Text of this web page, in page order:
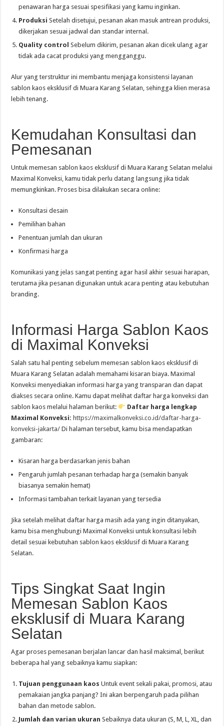
penawaran harga sesuai spesifikasi yang kamu inginkan.
Produksi Setelah disetujui, pesanan akan masuk antrean produksi,
dikerjakan sesuai jadwal dan standar internal.
Quality control Sebelum dikirim, pesanan akan dicek ulang agar
tidak ada cacat produksi yang mengganggu.
Alur yang terstruktur ini membantu menjaga konsistensi layanan
sablon kaos eksklusif di Muara Karang Selatan, sehingga klien merasa
lebih tenang.
Kemudahan Konsultasi dan
Pemesanan
Untuk memesan sablon kaos eksklusif di Muara Karang Selatan melalui
Maximal Konveksi, kamu tidak perlu datang langsung jika tidak
memungkinkan. Proses bisa dilakukan secara online:
Konsultasi desain
Pemilihan bahan
Penentuan jumlah dan ukuran
Konfirmasi harga
Komunikasi yang jelas sangat penting agar hasil akhir sesuai harapan,
terutama jika pesanan digunakan untuk acara penting atau kebutuhan
branding.
Informasi Harga Sablon Kaos
di Maximal Konveksi
Salah satu hal penting sebelum memesan sablon kaos eksklusif di
Muara Karang Selatan adalah memahami kisaran biaya. Maximal
Konveksi menyediakan informasi harga yang transparan dan dapat
diakses secara online. Kamu dapat melihat daftar harga konveksi dan
sablon kaos melalui halaman berikut:
Daftar harga lengkap
Maximal Konveksi: https://maximalkonveksi.co.id/daftar-harga-
konveksi-jakarta/ Di halaman tersebut, kamu bisa mendapatkan
gambaran:
Kisaran harga berdasarkan jenis bahan
Pengaruh jumlah pesanan terhadap harga (semakin banyak
biasanya semakin hemat)
Informasi tambahan terkait layanan yang tersedia
Jika setelah melihat daftar harga masih ada yang ingin ditanyakan,
kamu bisa menghubungi Maximal Konveksi untuk konsultasi lebih
detail sesuai kebutuhan sablon kaos eksklusif di Muara Karang
Selatan.
Tips Singkat Saat Ingin
Memesan Sablon Kaos
eksklusif di Muara Karang
Selatan
Agar proses pemesanan berjalan lancar dan hasil maksimal, berikut
beberapa hal yang sebaiknya kamu siapkan:
Tujuan penggunaan kaos Untuk event sekali pakai, promosi, atau
pemakaian jangka panjang? Ini akan berpengaruh pada pilihan
bahan dan metode sablon.
Jumlah dan varian ukuran Sebaiknya data ukuran (S, M, L, XL, dan